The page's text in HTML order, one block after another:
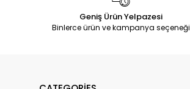
Geniş Ürün Yelpazesi
Binlerce ürün ve kampanya seçeneği